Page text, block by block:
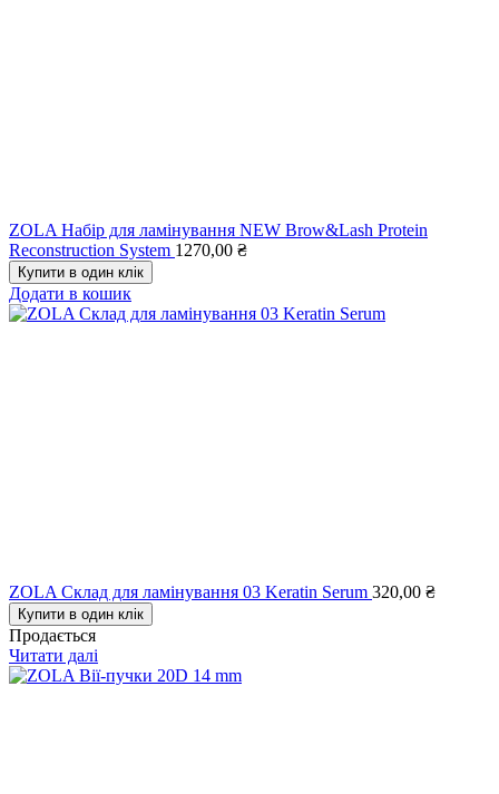
ZOLA Набір для ламінування NEW Brow&Lash Protein
Reconstruction System 1270,00 ₴
Купити в один клік
Додати в кошик
ZOLA Склад для ламінування 03 Keratin Serum 320,00 ₴
Купити в один клік
Продається
Читати далі